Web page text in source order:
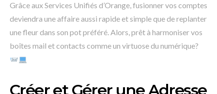
Grâce aux Services Unifiés d’Orange, fusionner vos comptes
deviendra une affaire aussi rapide et simple que de replanter
une fleur dans son pot préféré. Alors, prêt à harmoniser vos
boîtes mail et contacts comme un virtuose du numérique?
Créer et Gérer une Adresse